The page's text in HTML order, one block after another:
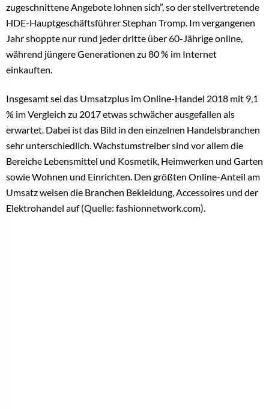
zugeschnittene Angebote lohnen sich”, so der stellvertretende
HDE-Hauptgeschäftsführer Stephan Tromp. Im vergangenen
Jahr shoppte nur rund jeder dritte über 60-Jährige online,
während jüngere Generationen zu 80 % im Internet
einkauften.
Insgesamt sei das Umsatzplus im Online-Handel 2018 mit 9,1
% im Vergleich zu 2017 etwas schwächer ausgefallen als
erwartet. Dabei ist das Bild in den einzelnen Handelsbranchen
sehr unterschiedlich. Wachstumstreiber sind vor allem die
Bereiche Lebensmittel und Kosmetik, Heimwerken und Garten
sowie Wohnen und Einrichten. Den größten Online-Anteil am
Umsatz weisen die Branchen Bekleidung, Accessoires und der
Elektrohandel auf (Quelle: fashionnetwork.com).